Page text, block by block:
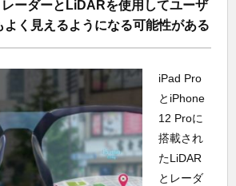
ーダーとLiDARを使用してユーザ
よく見えるようになる可能性がある
iPad Pro
とiPhone
12 Proに
搭載され
たLiDAR
とレーダ